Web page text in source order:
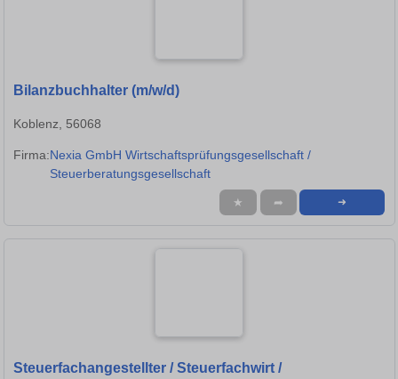
Bilanzbuchhalter (m/w/d)
Koblenz, 56068
Firma:Nexia GmbH Wirtschaftsprüfungsgesellschaft /
Steuerberatungsgesellschaft
★ ➦ ➜
Steuerfachangestellter / Steuerfachwirt /